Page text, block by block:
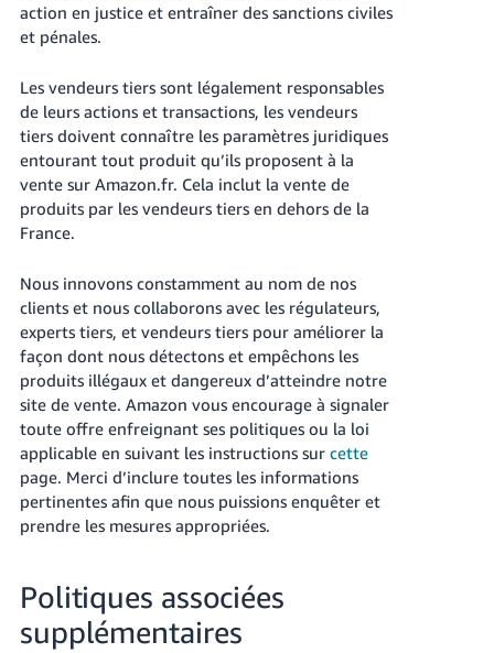
action en justice et entraîner des sanctions civiles
et pénales.
Les vendeurs tiers sont légalement responsables
de leurs actions et transactions, les vendeurs
tiers doivent connaître les paramètres juridiques
entourant tout produit qu’ils proposent à la
vente sur Amazon.fr. Cela inclut la vente de
produits par les vendeurs tiers en dehors de la
France.
Nous innovons constamment au nom de nos
clients et nous collaborons avec les régulateurs,
experts tiers, et vendeurs tiers pour améliorer la
façon dont nous détectons et empêchons les
produits illégaux et dangereux d’atteindre notre
site de vente. Amazon vous encourage à signaler
toute offre enfreignant ses politiques ou la loi
applicable en suivant les instructions sur cette
page. Merci d’inclure toutes les informations
pertinentes afin que nous puissions enquêter et
prendre les mesures appropriées.
Politiques associées
supplémentaires